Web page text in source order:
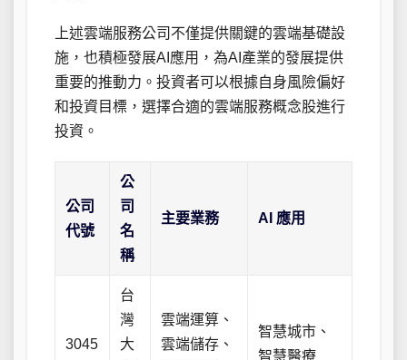
上述雲端服務公司不僅提供關鍵的雲端基礎設
施，也積極發展AI應用，為AI產業的發展提供
重要的推動力。投資者可以根據自身風險偏好
和投資目標，選擇合適的雲端服務概念股進行
投資。
公司
代號
公
司
名
稱
主要業務 AI 應用
3045
台
灣
大
雲端運算、
雲端儲存、
智慧城市、
智慧醫療